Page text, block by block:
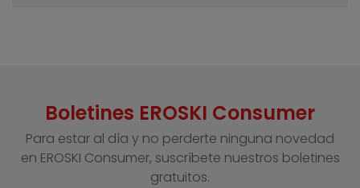
Boletines EROSKI Consumer
Para estar al día y no perderte ninguna novedad
en EROSKI Consumer, suscríbete nuestros boletines
gratuitos.